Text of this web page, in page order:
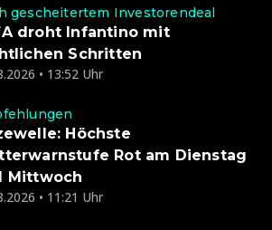
gescheitertem Investorendeal
droht Infantino mit
Schritten
• 13:52 Uhr
Höchste
Rot am Dienstag
Mittwoch
• 11:21 Uhr